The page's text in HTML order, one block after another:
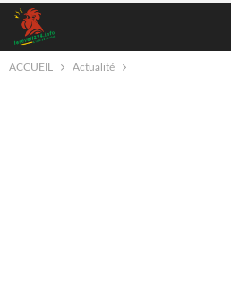
ACCUEIL Actualité